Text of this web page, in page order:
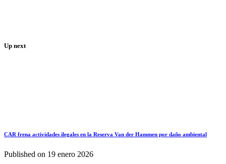
Up next
CAR frena actividades ilegales en la Reserva Van der Hammen por daño ambiental
Published on 19 enero 2026